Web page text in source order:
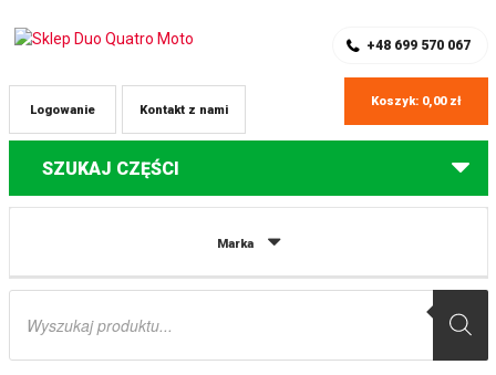
+48 699 570 067
Kontakt z nami
Logowanie
Koszyk: 0,00 zł
SZUKAJ CZĘŚCI
Marka
Wyszukiwarka
Części do quadów Yamaha